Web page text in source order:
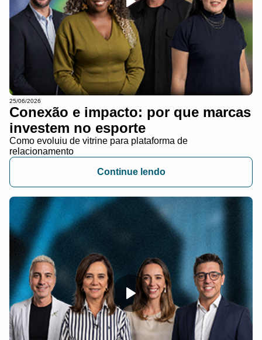
25/06/2026
Conexão e impacto: por que marcas
investem no esporte
Como evoluiu de vitrine para plataforma de
relacionamento
Continue lendo